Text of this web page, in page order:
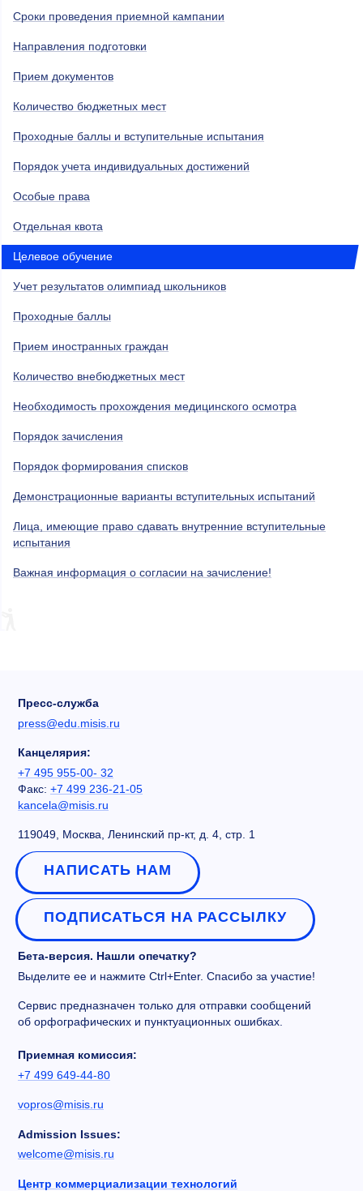
Сроки проведения приемной кампании
Направления подготовки
Прием документов
Количество бюджетных мест
Проходные баллы и вступительные испытания
Порядок учета индивидуальных достижений
Особые права
Отдельная квота
Целевое обучение
Учет результатов олимпиад школьников
Проходные баллы
Прием иностранных граждан
Количество внебюджетных мест
Необходимость прохождения медицинского осмотра
Порядок зачисления
Порядок формирования списков
Демонстрационные варианты вступительных испытаний
Лица, имеющие право сдавать внутренние вступительные
испытания
Важная информация о согласии на зачисление!
Пресс-служба
press@edu.misis.ru
Канцелярия:
+7 495 955-00- 32
Факс: +7 499 236-21-05
kancela@misis.ru
119049, Москва, Ленинский пр-кт, д. 4, стр. 1
НАПИСАТЬ НАМ
ПОДПИСАТЬСЯ НА РАССЫЛКУ
Бета-версия. Нашли опечатку?
Выделите ее и нажмите Ctrl+Enter. Спасибо за участие!
Сервис предназначен только для отправки сообщений
об орфографических и пунктуационных ошибках.
Приемная комиссия:
+7 499 649-44-80
vopros@misis.ru
Admission Issues:
welcome@misis.ru
Центр коммерциализации технологий